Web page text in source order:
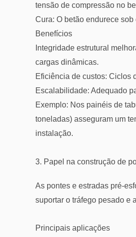
tensão de compressão no
Cura: O betão endurece
Benefícios
Integridade estrutural
cargas dinâmicas.
Eficiência de custos: Ciclos
Escalabilidade: Adequado
Exemplo: Nos painéis de
toneladas) asseguram um
instalação.
3. Papel na construção de
As pontes e estradas pré-
suportar o tráfego pesado e
Principais aplicações